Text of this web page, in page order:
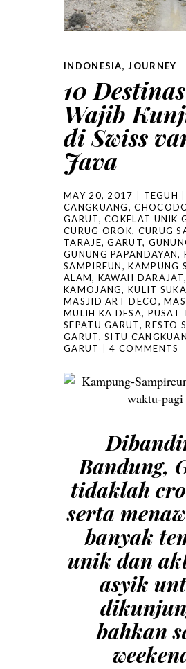
INDONESIA,JOURNEY
10
Wajib
di Swiss
Java
MAY 20, 2017 TEGUH
CANGKUANG,
GARUT,COKELAT UNIK
CURUG OROK, CURUG
TARAJE,GARUT,
GUNUNG PAPANDAYAN,
SAMPIREUN,KAMPUNG
ALAM, KAWAH DARAJAT
KAMOJANG,KULIT
MASJID ART DECO,
MULIH KA DESA, PUSAT
SEPATU GARUT,RESTO
GARUT,SITU
GARUT
4 COMMENTS
Bandung,
tidaklah
serta
banyak
unik dan
asyik
bahkan